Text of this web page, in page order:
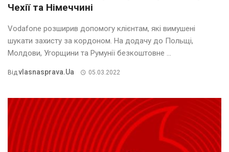
Чехії та Німеччині
Vodafone розширив допомогу клієнтам, які вимушені
шукати захисту за кордоном. На додачу до Польщі,
Молдови, Угорщини та Румунії безкоштовне ...
ВідVlasnasprava.ua 05.03.2022